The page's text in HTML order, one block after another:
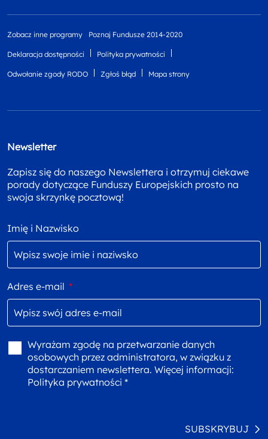
Zobacz inne programy Poznaj Fundusze 2014-2020
Deklaracja dostępności Polityka prywatności
Odwołanie zgody RODO Zgłoś błąd Mapa strony
Newsletter
Zapisz się do naszego Newslettera i otrzymuj ciekawe
porady dotyczące Funduszy Europejskich prosto na
swoja skrzynkę pocztową!
Imię i Nazwisko
Adres e-mail *
Wyrażam zgodę na przetwarzanie danych
osobowych przez administratora, w związku z
dostarczaniem newslettera. Więcej informacji:
Polityka prywatności *
SUBSKRYBUJ